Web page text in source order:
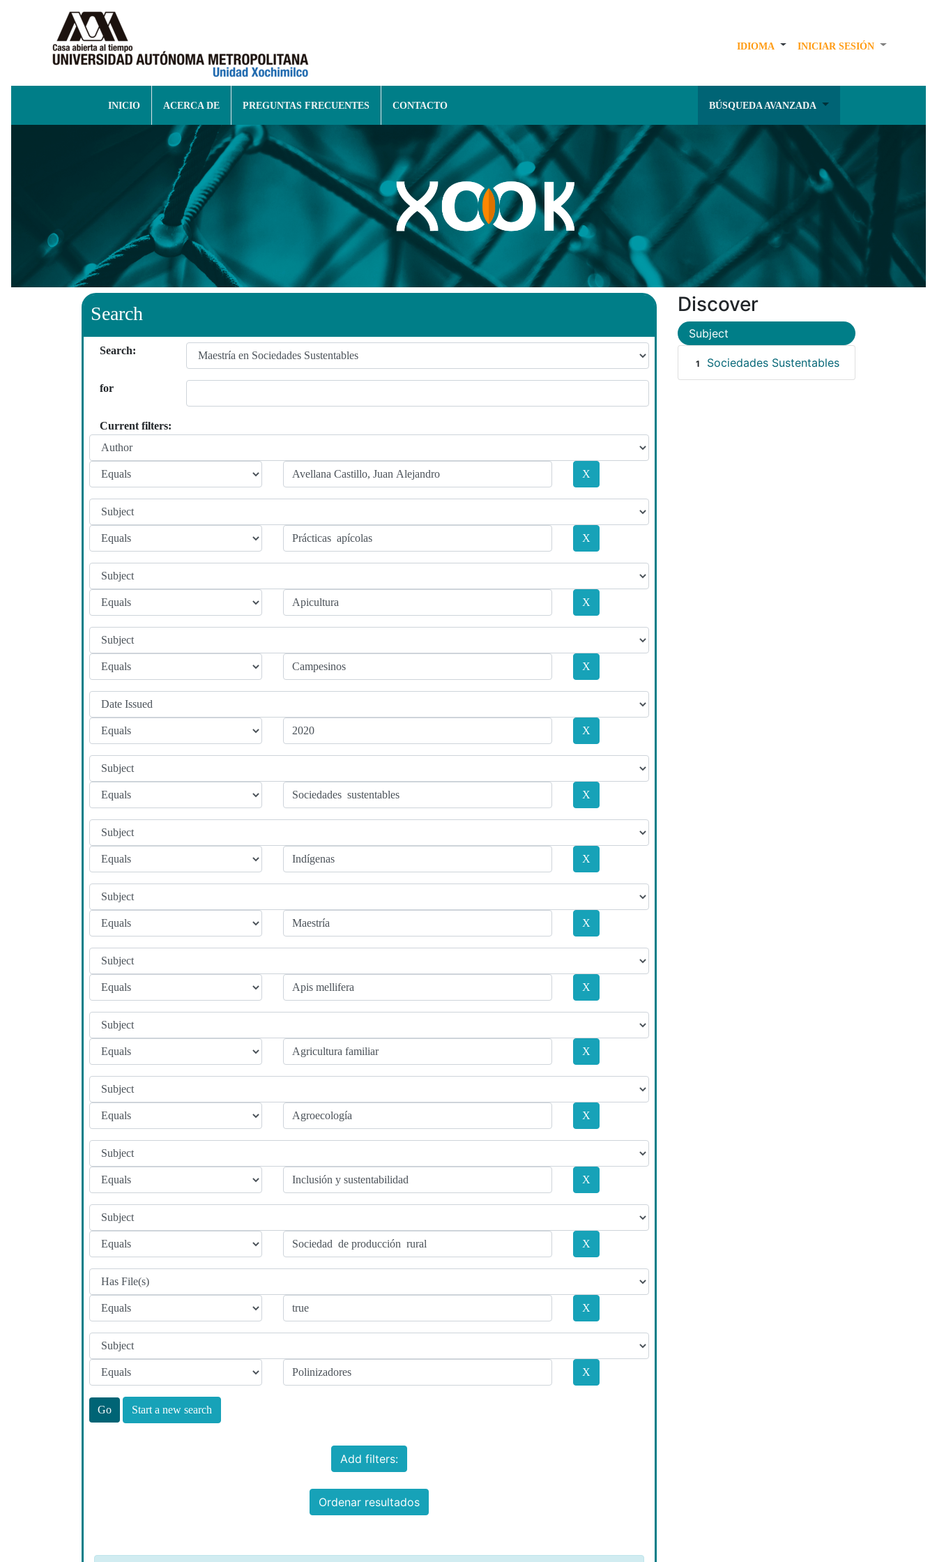
IDIOMA INICIAR SESIÓN
INICIO ACERCA DE PREGUNTAS FRECUENTES CONTACTO BÚSQUEDA AVANZADA
Search
Search:
for
Current filters:
Start a new search
Add filters:
Ordenar resultados
Discover
Subject
1 Sociedades Sustentables